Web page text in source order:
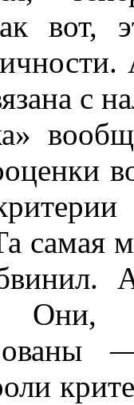
вот,
с
самая
Они,